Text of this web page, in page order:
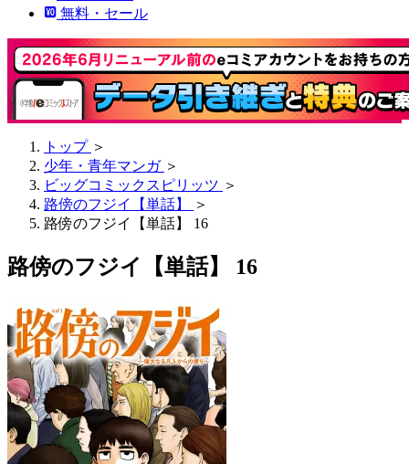
無料・セール
トップ ＞
少年・青年マンガ ＞
ビッグコミックスピリッツ ＞
路傍のフジイ【単話】
＞
路傍のフジイ【単話】 16
路傍のフジイ【単話】 16